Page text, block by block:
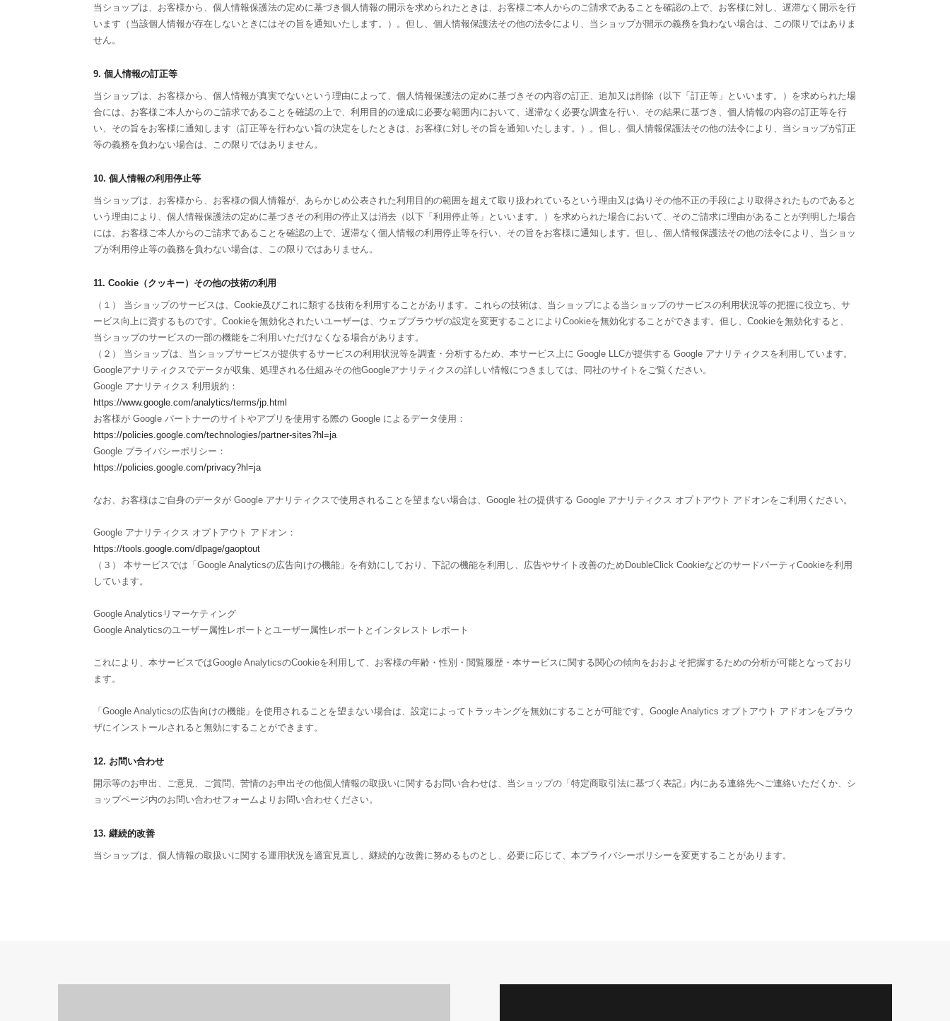
当ショップは、お客様から、個人情報保護法の定めに基づき個人情報の開示を求められたときは、お客様ご本人からのご請求であることを確認の上で、お客様に対し、遅滞なく開示を行
います（当該個人情報が存在しないときにはその旨を通知いたします。）。但し、個人情報保護法その他の法令により、当ショップが開示の義務を負わない場合は、この限りではありま
せん。
9. 個人情報の訂正等
当ショップは、お客様から、個人情報が真実でないという理由によって、個人情報保護法の定めに基づきその内容の訂正、追加又は削除（以下「訂正等」といいます。）を求められた場
合には、お客様ご本人からのご請求であることを確認の上で、利用目的の達成に必要な範囲内において、遅滞なく必要な調査を行い、その結果に基づき、個人情報の内容の訂正等を行
い、その旨をお客様に通知します（訂正等を行わない旨の決定をしたときは、お客様に対しその旨を通知いたします。）。但し、個人情報保護法その他の法令により、当ショップが訂正
等の義務を負わない場合は、この限りではありません。
10. 個人情報の利用停止等
当ショップは、お客様から、お客様の個人情報が、あらかじめ公表された利用目的の範囲を超えて取り扱われているという理由又は偽りその他不正の手段により取得されたものであると
いう理由により、個人情報保護法の定めに基づきその利用の停止又は消去（以下「利用停止等」といいます。）を求められた場合において、そのご請求に理由があることが判明した場合
には、お客様ご本人からのご請求であることを確認の上で、遅滞なく個人情報の利用停止等を行い、その旨をお客様に通知します。但し、個人情報保護法その他の法令により、当ショッ
プが利用停止等の義務を負わない場合は、この限りではありません。
11. Cookie（クッキー）その他の技術の利用
（１） 当ショップのサービスは、Cookie及びこれに類する技術を利用することがあります。これらの技術は、当ショップによる当ショップのサービスの利用状況等の把握に役立ち、サ
ービス向上に資するものです。Cookieを無効化されたいユーザーは、ウェブブラウザの設定を変更することによりCookieを無効化することができます。但し、Cookieを無効化すると、
当ショップのサービスの一部の機能をご利用いただけなくなる場合があります。
（２） 当ショップは、当ショップサービスが提供するサービスの利用状況等を調査・分析するため、本サービス上に Google LLCが提供する Google アナリティクスを利用しています。
Googleアナリティクスでデータが収集、処理される仕組みその他Googleアナリティクスの詳しい情報につきましては、同社のサイトをご覧ください。
Google アナリティクス 利用規約：
https://www.google.com/analytics/terms/jp.html
お客様が Google パートナーのサイトやアプリを使用する際の Google によるデータ使用：
https://policies.google.com/technologies/partner-sites?hl=ja
Google プライバシーポリシー：
https://policies.google.com/privacy?hl=ja
なお、お客様はご自身のデータが Google アナリティクスで使用されることを望まない場合は、Google 社の提供する Google アナリティクス オプトアウト アドオンをご利用ください。
Google アナリティクス オプトアウト アドオン：
https://tools.google.com/dlpage/gaoptout
（３） 本サービスでは「Google Analyticsの広告向けの機能」を有効にしており、下記の機能を利用し、広告やサイト改善のためDoubleClick CookieなどのサードパーティCookieを利用
しています。
Google Analyticsリマーケティング
Google Analyticsのユーザー属性レポートとユーザー属性レポートとインタレスト レポート
これにより、本サービスではGoogle AnalyticsのCookieを利用して、お客様の年齢・性別・閲覧履歴・本サービスに関する関心の傾向をおおよそ把握するための分析が可能となっており
ます。
「Google Analyticsの広告向けの機能」を使用されることを望まない場合は、設定によってトラッキングを無効にすることが可能です。Google Analytics オプトアウト アドオンをブラウ
ザにインストールされると無効にすることができます。
12. お問い合わせ
開示等のお申出、ご意見、ご質問、苦情のお申出その他個人情報の取扱いに関するお問い合わせは、当ショップの「特定商取引法に基づく表記」内にある連絡先へご連絡いただくか、シ
ョップページ内のお問い合わせフォームよりお問い合わせください。
13. 継続的改善
当ショップは、個人情報の取扱いに関する運用状況を適宜見直し、継続的な改善に努めるものとし、必要に応じて、本プライバシーポリシーを変更することがあります。